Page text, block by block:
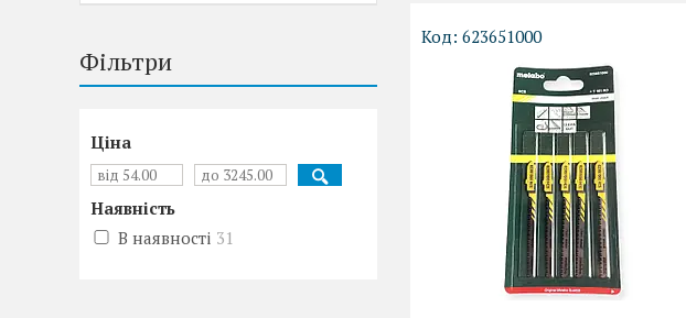
623651000
Фільтри
Ціна
Наявність
В наявності 31